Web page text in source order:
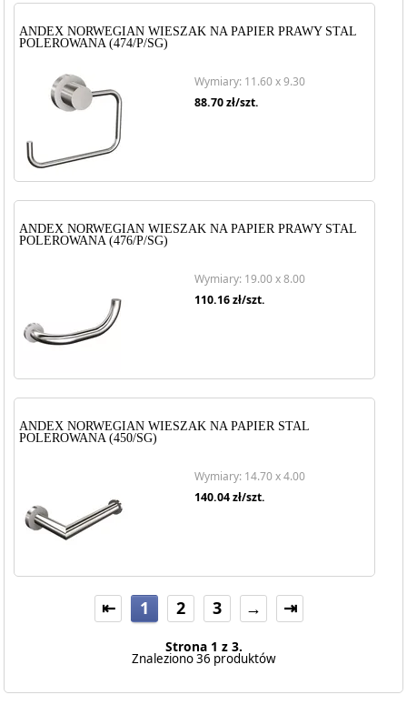
ANDEX NORWEGIAN WIESZAK NA PAPIER PRAWY STAL
POLEROWANA (474/P/SG)
Wymiary: 11.60 x 9.30
88.70zł/szt.
ANDEX NORWEGIAN WIESZAK NA PAPIER PRAWY STAL
POLEROWANA (476/P/SG)
Wymiary: 19.00 x 8.00
110.16zł/szt.
ANDEX NORWEGIAN WIESZAK NA PAPIER STAL
POLEROWANA (450/SG)
Wymiary: 14.70 x 4.00
140.04zł/szt.
⇤ 1 2 3 → ⇥
Strona 1 z 3.
Znaleziono 36 produktów